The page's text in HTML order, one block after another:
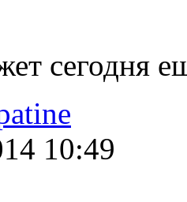
сегодня
10:49